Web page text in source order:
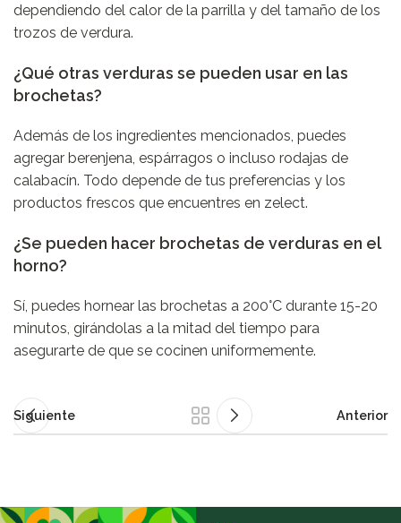
dependiendo del calor de la parrilla y del tamaño de los
trozos de verdura.
¿Qué otras verduras se pueden usar en las
brochetas?
Además de los ingredientes mencionados, puedes
agregar berenjena, espárragos o incluso rodajas de
calabacín. Todo depende de tus preferencias y los
productos frescos que encuentres en zelect.
¿Se pueden hacer brochetas de verduras en el
horno?
Sí, puedes hornear las brochetas a 200°C durante 15-20
minutos, girándolas a la mitad del tiempo para
asegurarte de que se cocinen uniformemente.
Siguiente Anterior